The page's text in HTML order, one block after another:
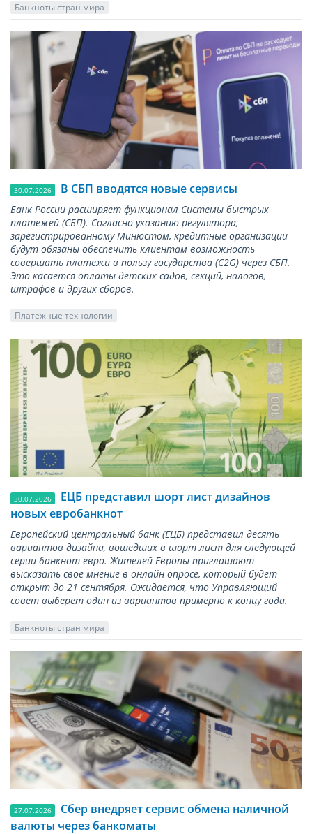
Банкноты стран мира
30.07.2026 В СБП вводятся новые сервисы
Банк России расширяет функционал Системы быстрых
платежей (СБП). Согласно указанию регулятора,
зарегистрированному Минюстом, кредитные организации
будут обязаны обеспечить клиентам возможность
совершать платежи в пользу государства (С2G) через СБП.
Это касается оплаты детских садов, секций, налогов,
штрафов и других сборов.
Платежные технологии
30.07.2026
ЕЦБ представил шорт лист дизайнов
новых евробанкнот
Европейский центральный банк (ЕЦБ) представил десять
вариантов дизайна, вошедших в шорт лист для следующей
серии банкнот евро. Жителей Европы приглашают
высказать свое мнение в онлайн опросе, который будет
открыт до 21 сентября. Ожидается, что Управляющий
совет выберет один из вариантов примерно к концу года.
Банкноты стран мира
27.07.2026
Сбер внедряет сервис обмена наличной
валюты через банкоматы